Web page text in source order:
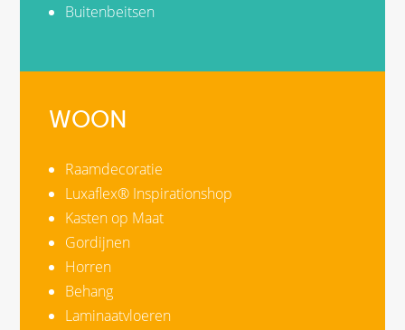
Buitenbeitsen
WOON
Raamdecoratie
Luxaflex® Inspirationshop
Kasten op Maat
Gordijnen
Horren
Behang
Laminaatvloeren